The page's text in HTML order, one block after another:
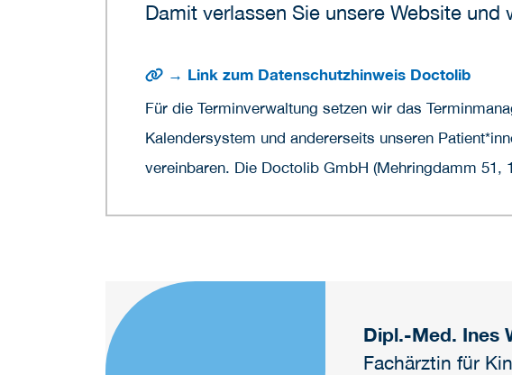
Damit verlassen Sie unsere Website
→ Link zum Datenschutzhinweis Doctolib
Für die Terminverwaltung setzen wir das
Kalendersystem und andererseits unseren
vereinbaren. Die Doctolib GmbH (Mehringdamm
Dipl.-Med. Ines
Fachärztin für